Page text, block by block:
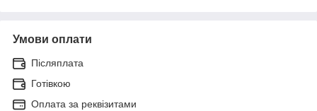
Умови оплати
Післяплата
Готівкою
Оплата за реквізитами